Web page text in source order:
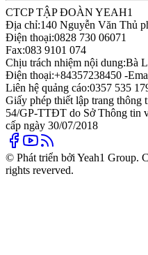
CTCP TẬP ĐOÀN YEAH1
Địa chỉ:140 Nguyễn Văn Thủ
Điện thoại:0828 730 06071
Fax:083 9101 074
Chịu trách nhiệm nội dung:Bà
Điện thoại:+84357238450 -
Liên hệ quảng cáo:0357 535
Giấy phép thiết lập trang thông
54/GP-TTĐT do Sở Thông tin
cấp ngày 30/07/2018
© Phát triển bởi Yeah1 Group.
rights reverved.